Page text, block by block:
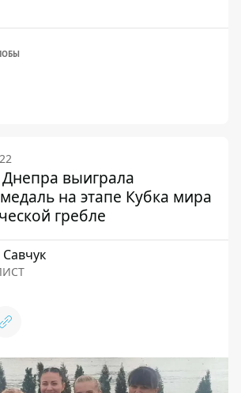
выиграла
на этапе Кубка мира
гребле